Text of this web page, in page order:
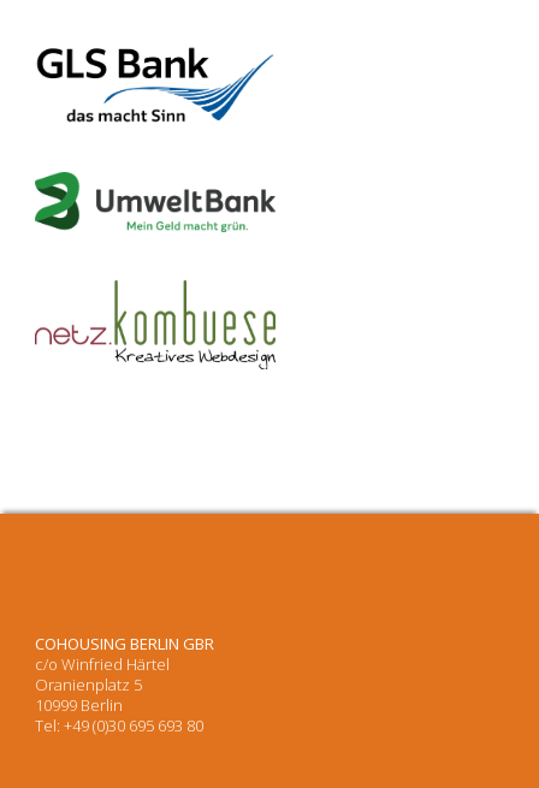
COHOUSING BERLIN GBR
c/o Winfried Härtel
Oranienplatz 5
10999 Berlin
Tel: +49 (0)30 695 693 80